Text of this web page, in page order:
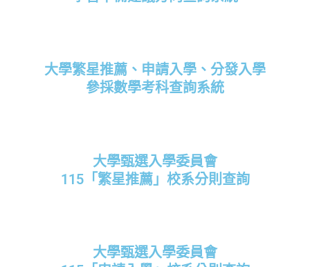
大學繁星推薦、申請入學、分發入學
參採數學考科查詢系統
大學甄選入學委員會
115「繁星推薦」校系分則查詢
大學甄選入學委員會